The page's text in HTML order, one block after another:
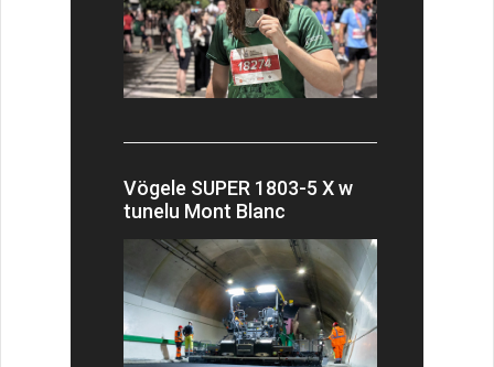
Vögele SUPER 1803-5 X w
tunelu Mont Blanc